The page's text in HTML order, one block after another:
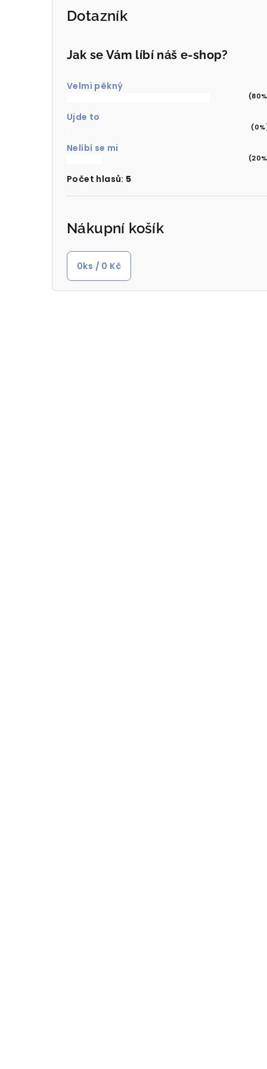
Dotazník
Jak se Vám líbí náš e-shop?
Velmi pěkný
Ujde to
Nelíbí se mi
Počet hlasů: 5
Nákupní košík
0ks / 0 Kč